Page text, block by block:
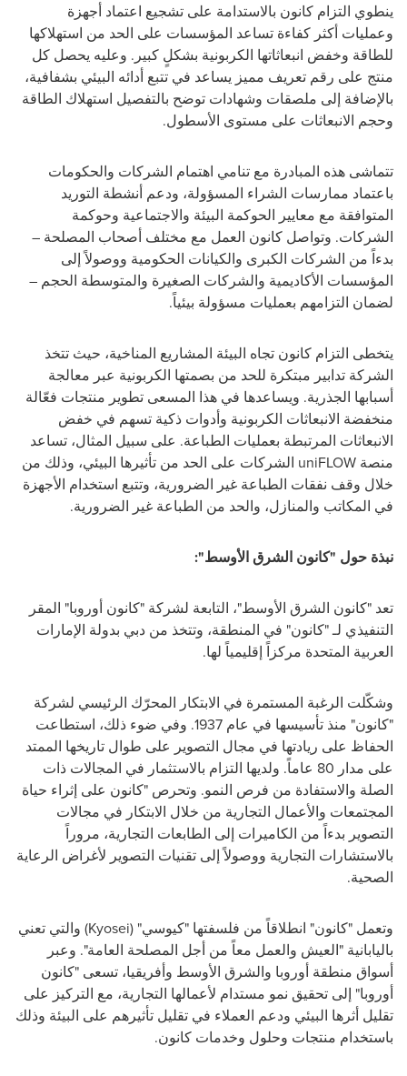
ينطوي التزام كانون بالاستدامة على تشجيع اعتماد أجهزة
وعمليات أكثر كفاءة تساعد المؤسسات على الحد من استهلاكها
للطاقة وخفض انبعاثاتها الكربونية بشكلٍ كبير. وعليه يحصل كل
منتج على رقم تعريف مميز يساعد في تتبع أدائه البيئي بشفافية،
بالإضافة إلى ملصقات وشهادات توضح بالتفصيل استهلاك الطاقة
وحجم الانبعاثات على مستوى الأسطول.
تتماشى هذه المبادرة مع تنامي اهتمام الشركات والحكومات
باعتماد ممارسات الشراء المسؤولة، ودعم أنشطة التوريد
المتوافقة مع معايير الحوكمة البيئة والاجتماعية وحوكمة
الشركات. وتواصل كانون العمل مع مختلف أصحاب المصلحة –
بدءاً من الشركات الكبرى والكيانات الحكومية ووصولاً إلى
المؤسسات الأكاديمية والشركات الصغيرة والمتوسطة الحجم –
لضمان التزامهم بعمليات مسؤولة بيئياً.
يتخطى التزام كانون تجاه البيئة المشاريع المناخية، حيث تتخذ
الشركة تدابير مبتكرة للحد من بصمتها الكربونية عبر معالجة
أسبابها الجذرية. ويساعدها في هذا المسعى تطوير منتجات فعّالة
منخفضة الانبعاثات الكربونية وأدوات ذكية تسهم في خفض
الانبعاثات المرتبطة بعمليات الطباعة. على سبيل المثال، تساعد
منصة uniFLOW الشركات على الحد من تأثيرها البيئي، وذلك من
خلال وقف نفقات الطباعة غير الضرورية، وتتبع استخدام الأجهزة
في المكاتب والمنازل، والحد من الطباعة غير الضرورية.
نبذة حول "كانون الشرق الأوسط":
تعد "كانون الشرق الأوسط"، التابعة لشركة "كانون أوروبا" المقر
التنفيذي لـ "كانون" في المنطقة، وتتخذ من دبي بدولة الإمارات
العربية المتحدة مركزاً إقليمياً لها.
وشكّلت الرغبة المستمرة في الابتكار المحرّك الرئيسي لشركة
"كانون" منذ تأسيسها في عام 1937. وفي ضوء ذلك، استطاعت
الحفاظ على ريادتها في مجال التصوير على طوال تاريخها الممتد
على مدار 80 عاماً. ولديها التزام بالاستثمار في المجالات ذات
الصلة والاستفادة من فرص النمو. وتحرص "كانون على إثراء حياة
المجتمعات والأعمال التجارية من خلال الابتكار في مجالات
التصوير بدءاً من الكاميرات إلى الطابعات التجارية، مروراً
بالاستشارات التجارية ووصولاً إلى تقنيات التصوير لأغراض الرعاية
الصحية.
وتعمل "كانون" انطلاقاً من فلسفتها "كيوسي" (Kyosei) والتي تعني
باليابانية "العيش والعمل معاً من أجل المصلحة العامة". وعبر
أسواق منطقة أوروبا والشرق الأوسط وأفريقيا، تسعى "كانون
أوروبا" إلى تحقيق نمو مستدام لأعمالها التجارية، مع التركيز على
تقليل أثرها البيئي ودعم العملاء في تقليل تأثيرهم على البيئة وذلك
باستخدام منتجات وحلول وخدمات كانون.